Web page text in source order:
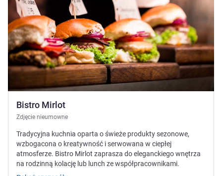
Bistro Mirlot
Zdjęcie nieumowne
Tradycyjna kuchnia oparta o świeże produkty sezonowe,
wzbogacona o kreatywność i serwowana w ciepłej
atmosferze. Bistro Mirlot zaprasza do eleganckiego wnętrza
na rodzinną kolację lub lunch ze współpracownikami.